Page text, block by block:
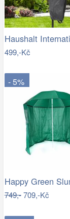
499,-Kč
- 5%
749,-709,-Kč